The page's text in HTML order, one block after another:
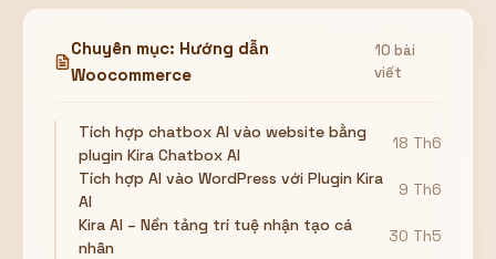
Chuyên mục: Hướng dẫn
Woocommerce
10 bài
viết
Tích hợp chatbox AI vào website bằng
plugin Kira Chatbox AI
18 Th6
Tích hợp AI vào WordPress với Plugin Kira
AI
9 Th6
Kira AI – Nền tảng trí tuệ nhận tạo cá
nhân
30 Th5